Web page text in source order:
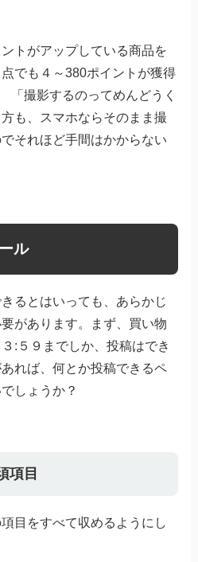
トがアップしている商品を
でも４～380ポイントが獲得
「撮影するのってめんどうく
も、スマホならそのまま撮
それほど手間はかからない
ル
るとはいっても、あらかじ
があります。まず、買い物
:５９までしか、投稿はでき
れば、何とか投稿できるペ
しょうか？
項目
目をすべて収めるようにし